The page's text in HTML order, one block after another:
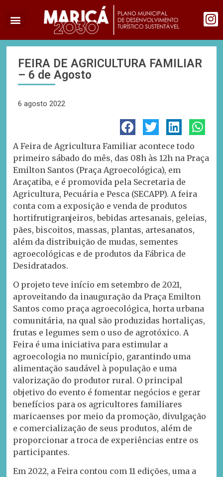
FEIRA DE AGRICULTURA FAMILIAR
– 6 de Agosto
6 agosto 2022
A Feira de Agricultura Familiar acontece todo
primeiro sábado do mês, das 08h às 12h na Praça
Emilton Santos (Praça Agroecológica), em
Araçatiba, e é promovida pela Secretaria de
Agricultura, Pecuária e Pesca (SECAPP). A feira
conta com a exposição e venda de produtos
hortifrutigranjeiros, bebidas artesanais, geleias,
pães, biscoitos, massas, plantas, artesanatos,
além da distribuição de mudas, sementes
agroecológicas e de produtos da Fábrica de
Desidratados.
O projeto teve início em setembro de 2021,
aproveitando da inauguração da Praça Emilton
Santos como praça agroecológica, horta urbana
comunitária, na qual são produzidas hortaliças,
frutas e legumes sem o uso de agrotóxico. A
Feira é uma iniciativa para estimular a
agroecologia no município, garantindo uma
alimentação saudável à população e uma
valorização do produtor rural. O principal
objetivo do evento é fomentar negócios e gerar
benefícios para os agricultores familiares
maricaenses por meio da promoção, divulgação
e comercialização de seus produtos, além de
proporcionar a troca de experiências entre os
participantes.
Em 2022, a Feira contou com 11 edições, uma a